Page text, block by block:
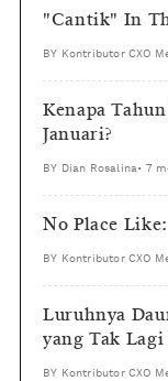
"Cantik" In
BY Kontributor CXO
Kenapa
Januari?
BY Dian Rosalina• 7
No Place
BY Kontributor CXO
Luruhnya
yang Tak
BY Kontributor CXO